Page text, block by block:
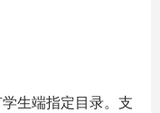
生端指定目录。支